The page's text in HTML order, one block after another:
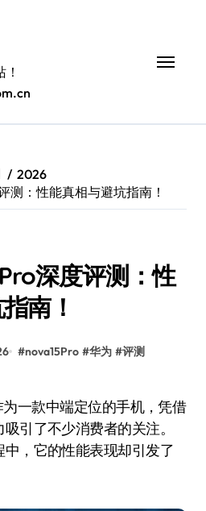
2026
测：性能真相与避坑指南！
深度评测：性
南！
#nova15Pro #华为 #评测
引了不少消费者的关注。
，它的性能表现却引发了